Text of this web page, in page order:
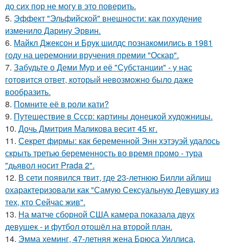
до сих пор не могу в это поверить.
5. Эффект "Эльфийской" внешности: как похудение
изменило Дарину Эрвин.
6. Майкл Джексон и Брук шилдс познакомились в 1981
году на церемонии вручения премии "Оскар".
7. Забудьте о Деми Мур и её "Субстанции" - у нас
готовится ответ, который невозможно было даже
вообразить.
8. Помните её в роли кати?
9. Путешествие в Ссср: картины донецкой художницы.
10. Дочь Дмитрия Маликова весит 45 кг.
11. Секрет фирмы: как беременной Энн хэтэуэй удалось
скрыть третью беременность во время промо - тура
"дьявол носит Prada 2".
12. В сети появился твит, где 23-летнюю Билли айлиш
охарактеризовали как "Самую Сексуальную Девушку из
тех, кто Сейчас жив".
13. На матче сборной США камера показала двух
девушек - и футбол отошёл на второй план.
14. Эмма хеминг, 47-летняя жена Брюса Уиллиса,